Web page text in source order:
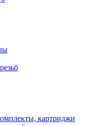
картриджи